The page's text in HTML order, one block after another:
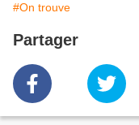
#On trouve
Partager